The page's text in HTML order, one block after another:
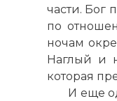
части. Бог
по
ночам
Наглый и
которая
И еще